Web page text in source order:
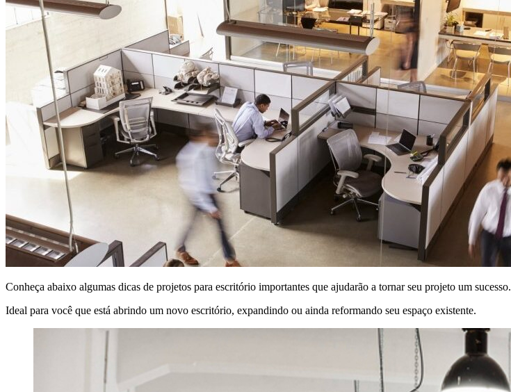
Conheça abaixo algumas dicas de projetos para escritório importantes que ajudarão a tornar seu projeto um sucesso.
Ideal para você que está abrindo um novo escritório, expandindo ou ainda reformando seu espaço existente.